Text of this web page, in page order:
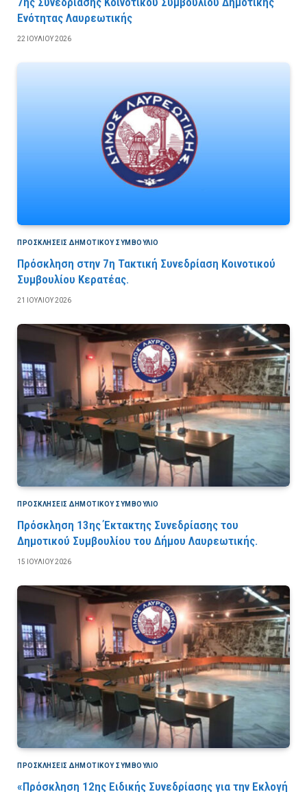
Ενότητας Λαυρεωτικής
22 ΙΟΥΛΊΟΥ 2026
ΠΡΟΣΚΛΉΣΕΙΣ ΔΗΜΟΤΙΚΟΎ ΣΥΜΒΟΎΛΙΟ
Πρόσκληση στην 7η Τακτική Συνεδρίαση Κοινοτικού
Συμβουλίου Κερατέας.
21 ΙΟΥΛΊΟΥ 2026
ΠΡΟΣΚΛΉΣΕΙΣ ΔΗΜΟΤΙΚΟΎ ΣΥΜΒΟΎΛΙΟ
Πρόσκληση 13ης Έκτακτης Συνεδρίασης του
Δημοτικού Συμβουλίου του Δήμου Λαυρεωτικής.
15 ΙΟΥΛΊΟΥ 2026
ΠΡΟΣΚΛΉΣΕΙΣ ΔΗΜΟΤΙΚΟΎ ΣΥΜΒΟΎΛΙΟ
«Πρόσκληση 12ης Ειδικής Συνεδρίασης για την Εκλογή